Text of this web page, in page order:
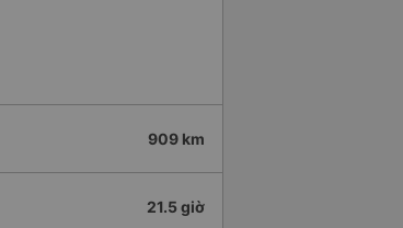
909 km
21.5 giờ